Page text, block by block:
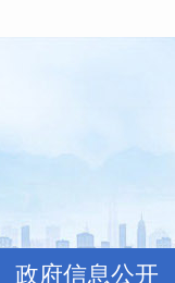
政府信息公开